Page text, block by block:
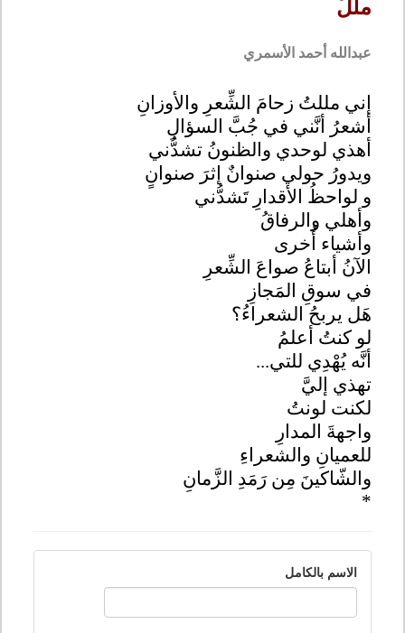
ملَلَ
عبدالله أحمد الأسمري
إني مللتُ زحامَ الشِّعرِ والأوزانِ
أشعرُ أنَّني في جُبَّ السؤالِ
أهذي لوحدي والظنونُ تشدُّني
ويدورُ حولي صنوانٌ إثرَ صنوانٍ
و لواحظُ الأقدارِ تَشدُّني
وأهلي والرفاقُ
وأشياء أُخرى
الآنُ أبتاعُ صواعَ الشِّعرِ
في سوقِ المَجازِ
هَل يربحُ الشعراءُ؟
لو كنتُ أعلمُ
أنَّه يُهْدِي للتي...
تهذي إليَّ
لكنت لونتُ
واجهةَ المدارِ
للعميانِ والشعراءِ
والشّاكينَ مِن رَمَدِ الزَّمانِ
*
الاسم بالكامل